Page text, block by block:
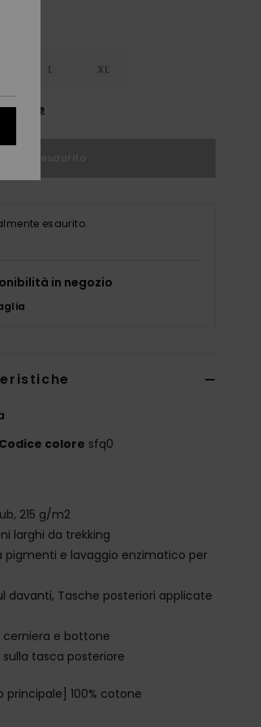
L XL
taglie
esaurito.
in negozio
Codice colore sfq0
215 g/m2
larghi da trekking
pigmenti e lavaggio enzimatico per
davanti, Tasche posteriori applicate
e bottone
tasca posteriore
principale] 100% cotone